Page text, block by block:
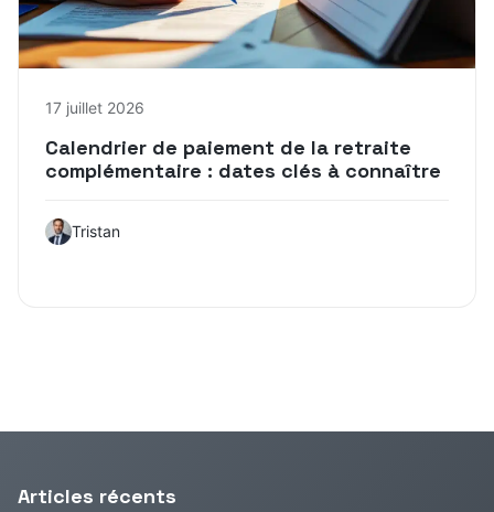
17 juillet 2026
Calendrier de paiement de la retraite
complémentaire : dates clés à connaître
Tristan
Articles récents